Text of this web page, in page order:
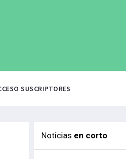
SUSCRIPTORES
Noticias en corto